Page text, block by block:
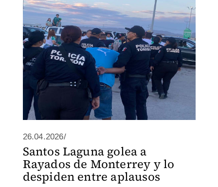
26.04.2026/
Santos Laguna golea a
Rayados de Monterrey y lo
despiden entre aplausos